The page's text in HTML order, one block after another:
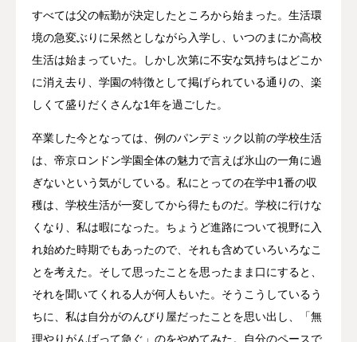
すべては父の転勤が決定したところから始まった。生活環
境の急変ぶりに呆然としながら入学し、いつのまにか高校
生活は始まっていた。しかし次第に不安な気持ちはどこか
に消え去り、学園の特徴として掲げられている通りの、楽
しくて盛りだくさんな1年を過ごした。
卒業した今となっては、例のパンデミック以前の学校生活
は、帝京ロンドン学園全体の魅力で言えば氷山の一角に過
ぎないという気がしている。私にとっての在学中1番の収
穫は、学校生活が一変してから得たものだ。学校に行けな
くなり、私は暇になった。ちょうど進路について視野に入
れ始めた時期でもあったので、それも含めていろいろなこ
とを考えた。そして思ったことを思ったまま口にすると、
それを聞いてくれる人が何人もいた。そうこうしているう
ちに、私は自分がのんびり屋だったことを思い出し、「無
理やりがんばって急ぐ」のをやめてみた。自分のペースで